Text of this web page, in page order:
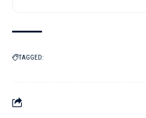
TAGGED: